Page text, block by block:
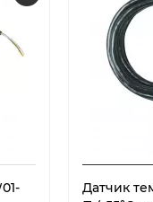
Датчик